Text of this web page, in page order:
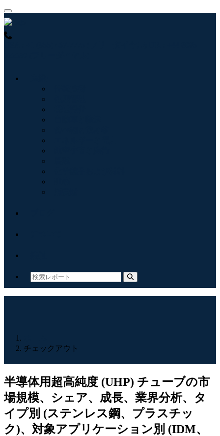
チェックアウト
半導体用超高純度 (UHP) チューブの市
場規模、シェア、成長、業界分析、タ
イプ別 (ステンレス鋼、プラスチッ
ク)、対象アプリケーション別 (IDM、